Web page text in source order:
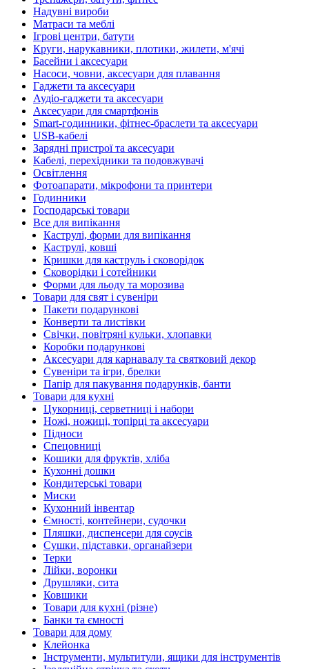
Надувні вироби
Матраси та меблі
Ігрові центри, батути
Круги, нарукавники, плотики, жилети, м'ячі
Басейни і аксесуари
Насоси, човни, аксесуари для плавання
Гаджети та аксесуари
Аудіо-гаджети та аксесуари
Аксесуари для смартфонів
Smart-годинники, фітнес-браслети та аксесуари
USB-кабелі
Зарядні пристрої та аксесуари
Кабелі, перехідники та подовжувачі
Освітлення
Фотоапарати, мікрофони та принтери
Годинники
Господарські товари
Все для випікання
Каструлі, форми для випікання
Каструлі, ковші
Кришки для каструль і сковорідок
Сковорідки і сотейники
Форми для льоду та морозива
Товари для свят і сувеніри
Пакети подарункові
Конверти та листівки
Свічки, повітряні кульки, хлопавки
Коробки подарункові
Аксесуари для карнавалу та святковий декор
Сувеніри та ігри, брелки
Папір для пакування подарунків, банти
Товари для кухні
Цукорниці, серветниці і набори
Ножі, ножиці, топірці та аксесуари
Підноси
Спецовниці
Кошики для фруктів, хліба
Кухонні дошки
Кондитерські товари
Миски
Кухонний інвентар
Ємності, контейнери, судочки
Пляшки, диспенсери для соусів
Сушки, підставки, органайзери
Терки
Лійки, воронки
Друшляки, сита
Ковшики
Товари для кухні (різне)
Банки та ємності
Товари для дому
Клейонка
Інструменти, мультитули, ящики для інструментів